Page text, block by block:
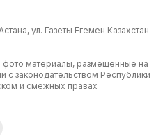
ул. Газеты Егемен Казахстан
материалы, размещенные на
с законодательством Республики
и смежных правах